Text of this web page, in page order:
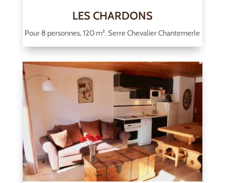
LES CHARDONS
Pour 8 personnes, 120 m². Serre Chevalier Chantemerle